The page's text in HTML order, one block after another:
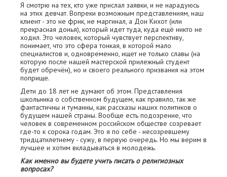
Я смотрю на тех, кто уже прислал заявки, и не нарадуюсь
на этих девчат. Вопреки возможным представлениям, наш
клиент - это не фрик, не маргинал, а Дон Кихот (или
прекрасная донья), который идет туда, куда ещё никто не
ходил. Это человек, который чувствует перспективу,
понимает, что это сфера тонкая, в которой мало
специалистов и, одновременно, ищет не только славы (на
которую после нашей мастерской прилежный студент
будет обречён), но и своего реального призвания на этом
поприще.
Дети до 18 лет не думают об этом. Представления
школьника о собственном будущем, как правило, так же
фантастичны и туманны, как рассказы наших политиков о
будущем нашей страны. Вообще есть подозрение, что
человек в современном российском обществе созревает
где-то к сорока годам. Это я по себе - несозревшему
тридцатилетнему - сужу, в первую очередь. Но мы верим в
лучшее и хотим вкладываться в молодежь.
Как именно вы будете учить писать о религиозных
вопросах?